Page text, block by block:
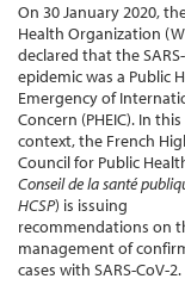
On 30 January 2020,
Health Organization
declared that the
epidemic was a Public
Emergency of
Concern (PHEIC). In this
context, the French
Council for Public
Conseil de la santé
HCSP) is issuing
recommendations on
management of
cases with SARS-CoV-2.